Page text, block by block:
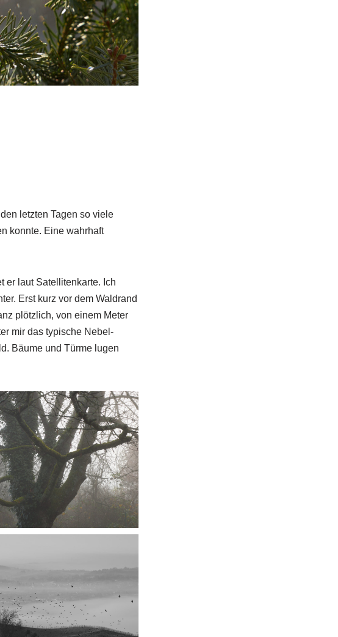
letzten Tagen so viele
konnte. Eine wahrhaft
er laut Satellitenkarte. Ich
Erst kurz vor dem Waldrand
plötzlich, von einem Meter
mir das typische Nebel-
Bäume und Türme lugen